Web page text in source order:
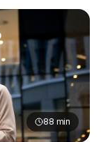
88 min